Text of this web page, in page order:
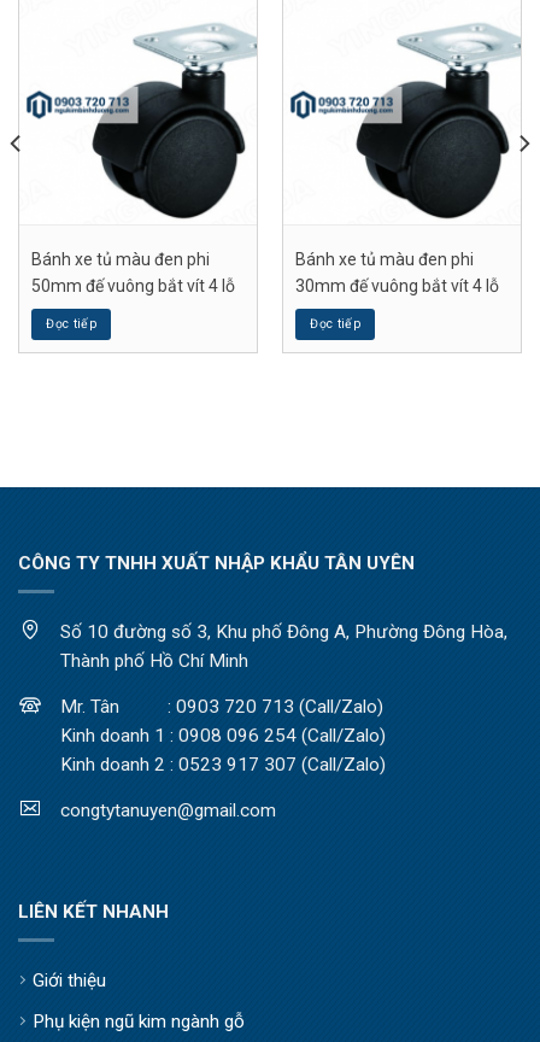
Bánh xe tủ màu đen phi
50mm đế vuông bắt vít 4 lỗ
Đọc tiếp
Bánh xe tủ màu đen phi
30mm đế vuông bắt vít 4 lỗ
Đọc tiếp
CÔNG TY TNHH XUẤT NHẬP KHẨU TÂN UYÊN
Số 10 đường số 3, Khu phố Đông A, Phường Đông Hòa,
Thành phố Hồ Chí Minh
Mr. Tân : 0903 720 713 (Call/Zalo)
Kinh doanh 1 : 0908 096 254 (Call/Zalo)
Kinh doanh 2 : 0523 917 307 (Call/Zalo)
congtytanuyen@gmail.com
LIÊN KẾT NHANH
Giới thiệu
Phụ kiện ngũ kim ngành gỗ